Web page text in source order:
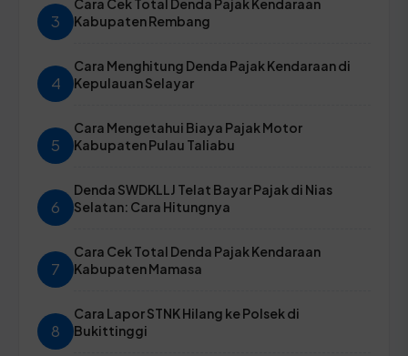
3
Cara Cek Total Denda Pajak Kendaraan
Kabupaten Rembang
4
Cara Menghitung Denda Pajak Kendaraan di
Kepulauan Selayar
5
Cara Mengetahui Biaya Pajak Motor
Kabupaten Pulau Taliabu
6
Denda SWDKLLJ Telat Bayar Pajak di Nias
Selatan: Cara Hitungnya
7
Cara Cek Total Denda Pajak Kendaraan
Kabupaten Mamasa
8
Cara Lapor STNK Hilang ke Polsek di
Bukittinggi